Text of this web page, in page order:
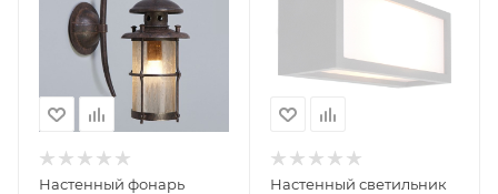
Настенный фонарь
Настенный светильник